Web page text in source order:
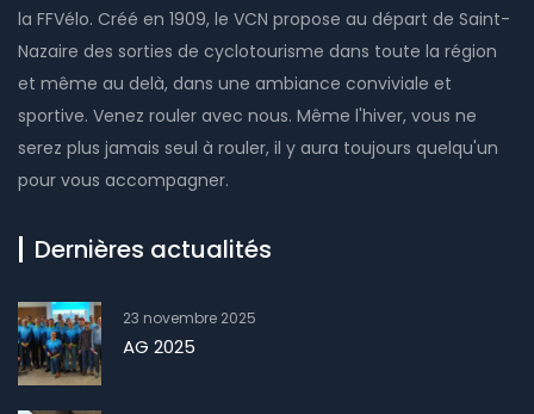
la FFVélo. Créé en 1909, le VCN propose au départ de Saint-
Nazaire des sorties de cyclotourisme dans toute la région
et même au delà, dans une ambiance conviviale et
sportive. Venez rouler avec nous. Même l'hiver, vous ne
serez plus jamais seul à rouler, il y aura toujours quelqu'un
pour vous accompagner.
Dernières actualités
23 novembre 2025
AG 2025